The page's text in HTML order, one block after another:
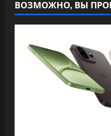
ВОЗМОЖНО, ВЫ